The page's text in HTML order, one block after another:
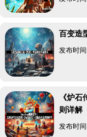
百变造
发布时
《炉
则详解
发布时